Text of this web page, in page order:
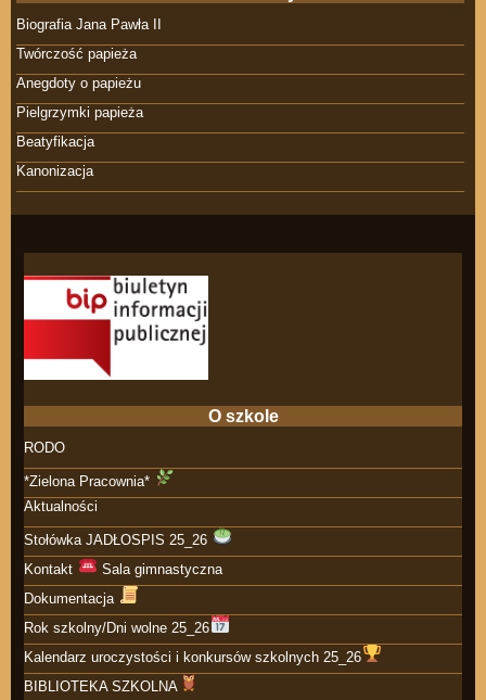
Biografia Jana Pawła II
Twórczość papieża
Anegdoty o papieżu
Pielgrzymki papieża
Beatyfikacja
Kanonizacja
O szkole
RODO
*Zielona Pracownia*
Aktualności
Stołówka JADŁOSPIS 25_26
Kontakt
Sala gimnastyczna
Dokumentacja
Rok szkolny/Dni wolne 25_26
Kalendarz uroczystości i konkursów szkolnych 25_26
BIBLIOTEKA SZKOLNA